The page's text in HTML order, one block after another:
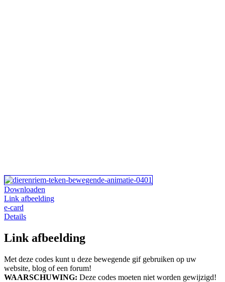
Downloaden
Link afbeelding
e-card
Details
Link afbeelding
Met deze codes kunt u deze bewegende gif gebruiken op uw
website, blog of een forum!
WAARSCHUWING: Deze codes moeten niet worden gewijzigd!